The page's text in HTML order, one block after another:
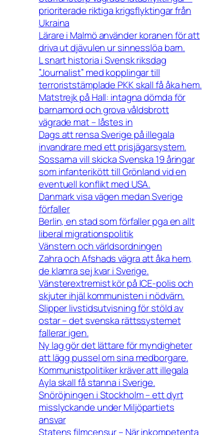
prioriterade riktiga krigsflyktingar från
Ukraina
Lärare i Malmö använder koranen för att
driva ut djävulen ur sinnesslöa barn.
L snart historia i Svensk riksdag
”Journalist” med kopplingar till
terroriststämplade PKK skall få åka hem.
Matstrejk på Hall: intagna dömda för
barnamord och grova våldsbrott
vägrade mat – låstes in
Dags att rensa Sverige på illegala
invandrare med ett prisjägarsystem.
Sossarna vill skicka Svenska 19 åringar
som infanterikött till Grönland vid en
eventuell konflikt med USA.
Danmark visa vägen medan Sverige
förfaller
Berlin, en stad som förfaller pga en allt
liberal migrationspolitik
Vänstern och världsordningen
Zahra och Afshads vägra att åka hem,
de klamra sej kvar i Sverige.
Vänsterextremist kör på ICE-polis och
skjuter ihjäl kommunisten i nödvärn.
Slipper livstidsutvisning för stöld av
ostar – det svenska rättssystemet
fallerar igen.
Ny lag gör det lättare för myndigheter
att lägg pussel om sina medborgare.
Kommunistpolitiker kräver att illegala
Ayla skall få stanna i Sverige.
Snöröjningen i Stockholm – ett dyrt
misslyckande under Miljöpartiets
ansvar
Statens filmcensur – När inkompetenta